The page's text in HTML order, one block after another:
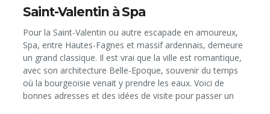
Saint-Valentin à Spa
Pour la Saint-Valentin ou autre escapade en amoureux,
Spa, entre Hautes-Fagnes et massif ardennais, demeure
un grand classique. Il est vrai que la ville est romantique,
avec son architecture Belle-Epoque, souvenir du temps
où la bourgeoisie venait y prendre les eaux. Voici de
bonnes adresses et des idées de visite pour passer un